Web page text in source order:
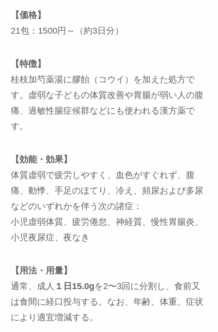
【価格】
21包：1500円～（約3日分）
【特徴】
桂枝加芍薬湯に膠飴（コウイ）を加えた処方で
す。虚弱な子どもの体質改善や胃腸が弱い人の腹
痛、過敏性腸症候群などにも使われる漢方薬で
す。
【効能・効果】
体質虚弱で疲労しやすく、血色がすぐれず、腹
痛、動悸、手足のほてり、冷え、頻尿および多尿
などのいずれかを伴う次の諸症：
小児虚弱体質、疲労倦怠、神経質、慢性胃腸炎、
小児夜尿症、夜なき
【用法・用量】
通常、成人 １日15.0gを2〜3回に分割し、食前又
は食間に経口投与する。なお、年齢、体重、症状
により適宜増減する。